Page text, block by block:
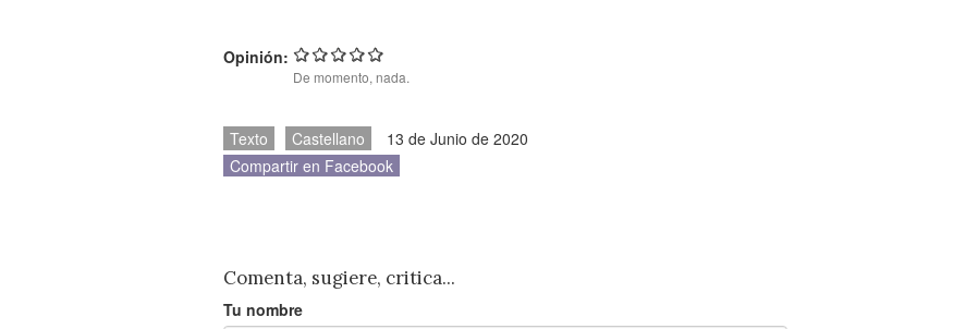
Opinión:
De momento, nada.
Texto Castellano
13 de Junio de 2020
Compartir en Facebook
Comenta, sugiere, critica...
Tu nombre